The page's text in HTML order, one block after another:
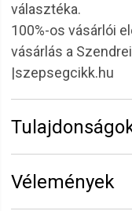
választéka.
100%-os vásárlói
vásárlás a
|szepsegcikk.hu
Átmérő:
Vélemények